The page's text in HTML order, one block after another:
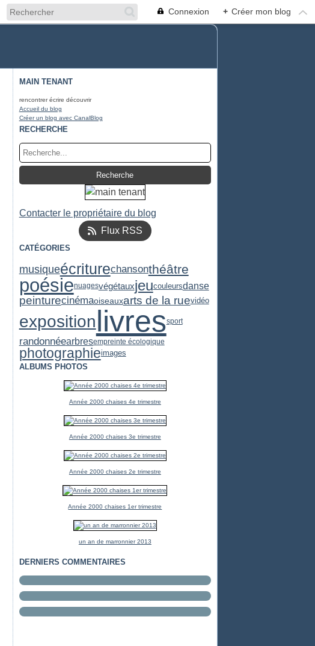
Connexion + Créer mon blog
MAIN TENANT
rencontrer écrire découvrir
Accueil du blog
Créer un blog avec CanalBlog
RECHERCHE
Contacter le propriétaire du blog
Flux RSS
CATÉGORIES
musiqueécriturechansonthéâtre
poésienuagesvégétauxjeucouleursdanse
peinturecinémaoiseauxarts de la ruevidéo
expositionlivressport
randonnéearbresempreinte écologique
photographieimages
ALBUMS PHOTOS
Année 2000 chaises 4e trimestre
Année 2000 chaises 3e trimestre
Année 2000 chaises 2e trimestre
Année 2000 chaises 1er trimestre
un an de marronnier 2013
DERNIERS COMMENTAIRES